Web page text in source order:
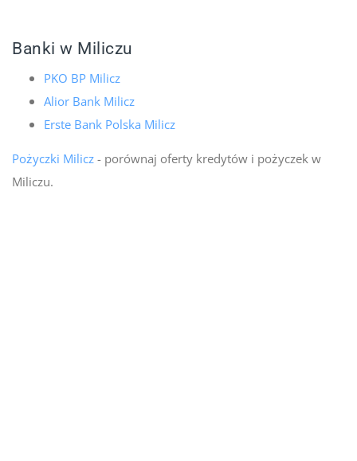
Banki w Miliczu
PKO BP Milicz
Alior Bank Milicz
Erste Bank Polska Milicz
Pożyczki Milicz- porównaj oferty kredytów i pożyczek w
Miliczu.